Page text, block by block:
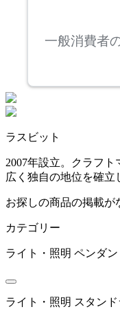
B.C. SAN
ビーシーサン
ル
bellacontte
ベラコンテ
BoConcept
一般消費者
ラスビット
2007年設立。クラフ
広く独自の地位を確立
お探しの商品の掲載が
カテゴリー
ライト・照明 ペンダン
ライト・照明 スタン